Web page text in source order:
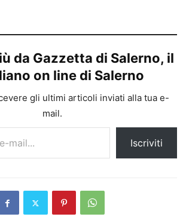
da Gazzetta di Salerno, il
on line di Salerno
gli ultimi articoli inviati alla tua e-
mail.
Iscriviti